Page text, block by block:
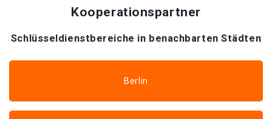
Kooperationspartner
Schlüsseldienstbereiche in benachbarten Städten
Berlin